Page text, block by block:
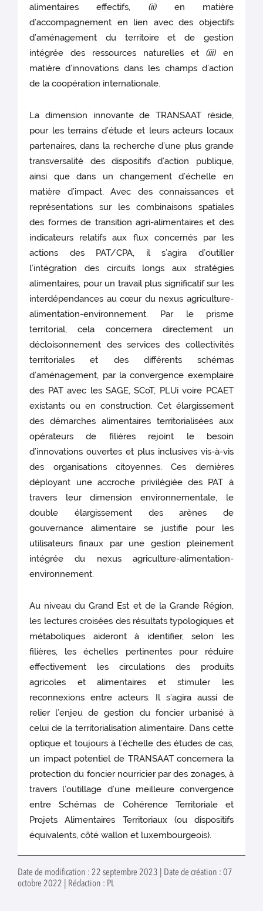
alimentaires effectifs, (ii)en matière
d’accompagnement en lien avec des objectifs
d’aménagement du territoire et de gestion
intégrée des ressources naturelles et (iii)en
matière d’innovations dans les champs d’action
de la coopération internationale.
La dimension innovante de TRANSAAT réside,
pour les terrains d’étude et leurs acteurs locaux
partenaires, dans la recherche d’une plus grande
transversalité des dispositifs d’action publique,
ainsi que dans un changement d’échelle en
matière d’impact. Avec des connaissances et
représentations sur les combinaisons spatiales
des formes de transition agri-alimentaires et des
indicateurs relatifs aux flux concernés par les
actions des PAT/CPA, il s’agira d’outiller
l’intégration des circuits longs aux stratégies
alimentaires, pour un travail plus significatif sur les
interdépendances au cœur du nexus agriculture-
alimentation-environnement. Par le prisme
territorial, cela concernera directement un
décloisonnement des services des collectivités
territoriales et des différents schémas
d’aménagement, par la convergence exemplaire
des PAT avec les SAGE, SCoT, PLUi voire PCAET
existants ou en construction. Cet élargissement
des démarches alimentaires territorialisées aux
opérateurs de filières rejoint le besoin
d’innovations ouvertes et plus inclusives vis-à-vis
des organisations citoyennes. Ces dernières
déployant une accroche privilégiée des PAT à
travers leur dimension environnementale, le
double élargissement des arènes de
gouvernance alimentaire se justifie pour les
utilisateurs finaux par une gestion pleinement
intégrée du nexus agriculture-alimentation-
environnement.
Au niveau du Grand Est et de la Grande Région,
les lectures croisées des résultats typologiques et
métaboliques aideront à identifier, selon les
filières, les échelles pertinentes pour réduire
effectivement les circulations des produits
agricoles et alimentaires et stimuler les
reconnexions entre acteurs. Il s’agira aussi de
relier l’enjeu de gestion du foncier urbanisé à
celui de la territorialisation alimentaire. Dans cette
optique et toujours à l’échelle des études de cas,
un impact potentiel de TRANSAAT concernera la
protection du foncier nourricier par des zonages, à
travers l’outillage d’une meilleure convergence
entre Schémas de Cohérence Territoriale et
Projets Alimentaires Territoriaux (ou dispositifs
équivalents, côté wallon et luxembourgeois).
Date de modification : 22 septembre 2023 | Date de création : 07
octobre 2022 | Rédaction : PL